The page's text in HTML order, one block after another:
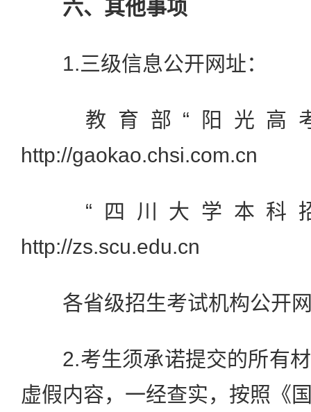
六、其他事项
1.三级信息公开网址：
教育部“阳光高考
http://gaokao.chsi.com.cn
“四川大学本科招
http://zs.scu.edu.cn
各省级招生考试机构公开网
2.考生须承诺提交的所有材
虚假内容，一经查实，按照《